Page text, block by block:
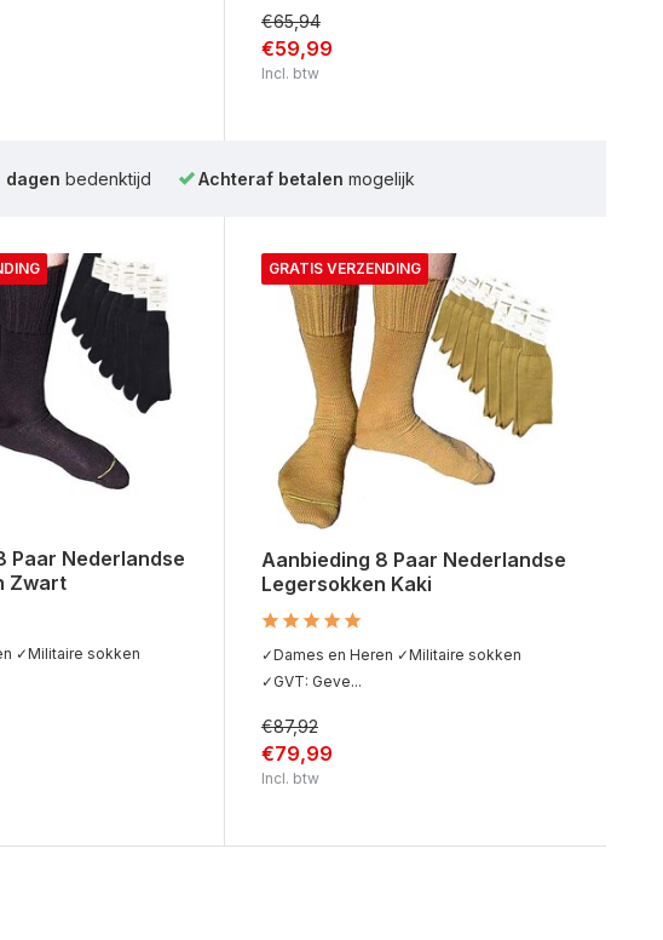
€65,94
€59,99
Incl. btw
dagen bedenktijd Achteraf betalen mogelijk
Paar Nederlandse
Zwart
✓Militaire sokken
GRATIS VERZENDING
Aanbieding 8 Paar Nederlandse
Legersokken Kaki
✓Dames en Heren ✓Militaire sokken
✓GVT: Geve...
€87,92
€79,99
Incl. btw